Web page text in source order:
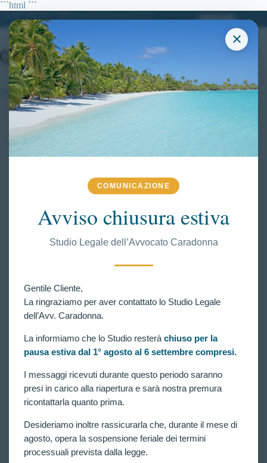
```html
×
COMUNICAZIONE
Avviso chiusura estiva
Studio Legale dell’Avvocato Caradonna
Gentile Cliente,
La ringraziamo per aver contattato lo Studio Legale
dell’Avv. Caradonna.
La informiamo che lo Studio resterà chiuso per la
pausa estiva dal 1° agosto al 6 settembre compresi.
I messaggi ricevuti durante questo periodo saranno
presi in carico alla riapertura e sarà nostra premura
ricontattarla quanto prima.
Desideriamo inoltre rassicurarla che, durante il mese di
agosto, opera la sospensione feriale dei termini
processuali prevista dalla legge.
```
contenuto
Avvocato concorsi pubblici Roma
DEFICIT DELLA FORZA MUSCOLARE
(HANDGRIP) ED ESCLUSIONE DAL Concorso
per 4617 allievi agenti della Polizia di Stato: Nuova
Vittoria al TAR Lazio.
Si consolida il filone giurisprudenziale favorevole ai
candidati esclusi dal concorso pubblico per 4.617
allievi agenti della Polizia di Stato. La Sezione Prima
Quater del TAR Lazio ha accolto il ricorso